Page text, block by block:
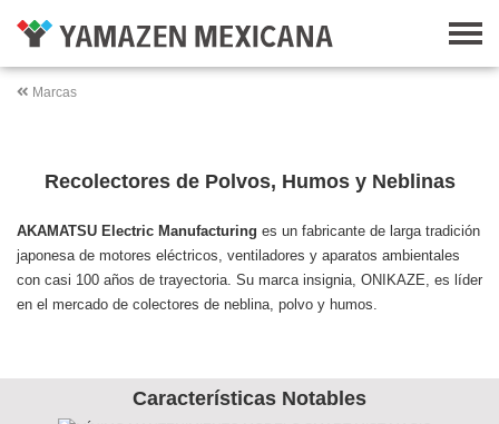
Marcas
Recolectores de Polvos, Humos y Neblinas
AKAMATSU Electric Manufacturing es un fabricante de larga tradición
japonesa de motores eléctricos, ventiladores y aparatos ambientales
con casi 100 años de trayectoria. Su marca insignia, ONIKAZE, es líder
en el mercado de colectores de neblina, polvo y humos.
Características Notables